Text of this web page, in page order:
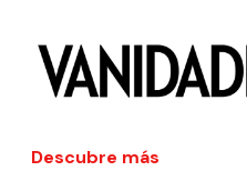
Descubre más